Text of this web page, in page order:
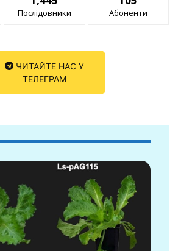
Послідовники Абоненти
ЧИТАЙТЕ НАС У
ТЕЛЕГРАМ